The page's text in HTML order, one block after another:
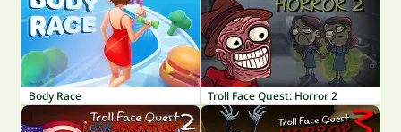
Body Race Troll Face Quest: Horror 2